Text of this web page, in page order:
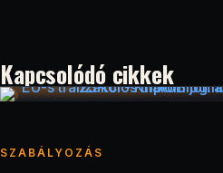
Kapcsolódó cikkek
SZABÁLYOZÁS